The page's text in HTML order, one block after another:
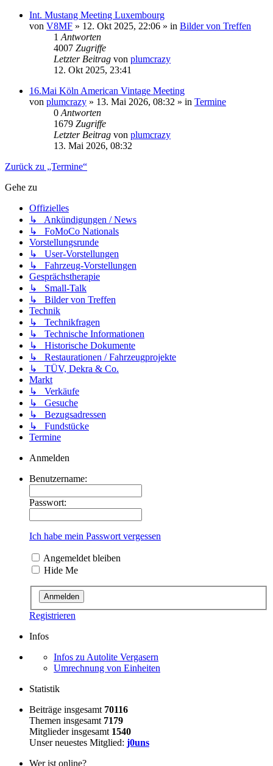
Int. Mustang Meeting Luxembourg
von V8MF » 12. Okt 2025, 22:06 » in Bilder von Treffen
1 Antworten
4007 Zugriffe
Letzter Beitrag von plumcrazy
12. Okt 2025, 23:41
16.Mai Köln American Vintage Meeting
von plumcrazy » 13. Mai 2026, 08:32 » in Termine
0 Antworten
1679 Zugriffe
Letzter Beitrag von plumcrazy
13. Mai 2026, 08:32
Zurück zu „Termine“
Gehe zu
Offizielles
↳ Ankündigungen / News
↳ FoMoCo Nationals
Vorstellungsrunde
↳ User-Vorstellungen
↳ Fahrzeug-Vorstellungen
Gesprächstherapie
↳ Small-Talk
↳ Bilder von Treffen
Technik
↳ Technikfragen
↳ Technische Informationen
↳ Historische Dokumente
↳ Restaurationen / Fahrzeugprojekte
↳ TÜV, Dekra & Co.
Markt
↳ Verkäufe
↳ Gesuche
↳ Bezugsadressen
↳ Fundstücke
Termine
Anmelden
Benutzername:
Passwort:
Ich habe mein Passwort vergessen
Angemeldet bleiben
Hide Me
Registrieren
Infos
Infos zu Autolite Vergasern
Umrechnung von Einheiten
Statistik
Beiträge insgesamt 70116
Themen insgesamt 7179
Mitglieder insgesamt 1540
Unser neuestes Mitglied: j0uns
Wer ist online?